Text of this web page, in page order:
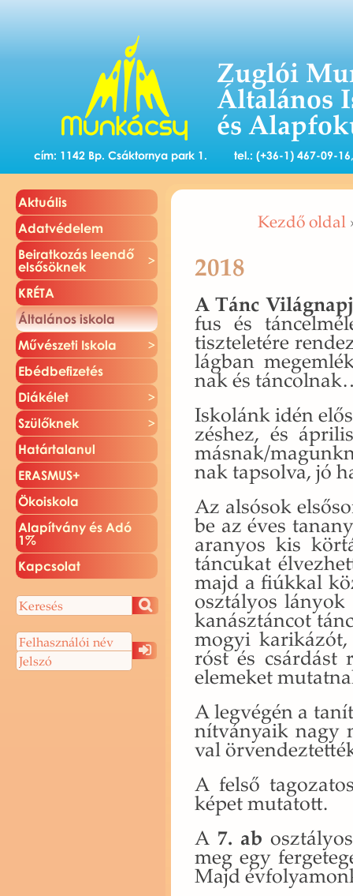
Zuglói
Általános
és
cím: 1142 Bp. Csáktornya park 1. tel.: (+36-1) 467-09-
Ak­tu­á­lis
Adat­vé­de­lem
Be­irat­ko­zás le­en­dő
el­ső­sök­nek
KRÉTA
Ál­ta­lá­nos is­ko­la
Mű­vé­sze­ti Is­ko­la
Ebéd­be­fi­ze­tés
Di­ák­élet
Szü­lők­nek
Ha­tár­ta­la­nul
ERAS­MUS+
Öko­is­ko­la
Ala­pít­vány és Adó
1%
Kap­cso­lat
Kezdő oldal
2018
A Tánc
fus és
tisz­te­le­té­re
lág­ban
nak és
Is­ko­lánk idén
zés­hez, és
más­nak/
nak tap­sol­va, jó
Az al­só­sok
be az éves
ara­nyos kis
tán­cu­kat
majd a fi­úk­kal
osz­tá­lyos
ka­nász­tán­cot
mo­gyi
róst és csár­dást
ele­me­ket
A leg­vé­gén a
nít­vá­nya­ik nagy
val
A felső
képet mu­ta­tott.
A 7. ab
meg egy
Majd